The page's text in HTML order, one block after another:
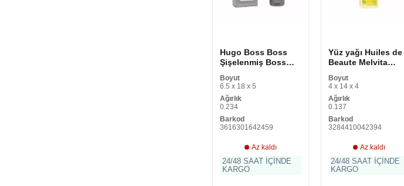
Hugo Boss Boss
Şişelenmiş Boss
200 ml (1 adet)
Boyut
6.5 x 18 x 5
Ağırlık
0.234
Barkod
3616301642459
Az kaldı
24/48 SAAT İÇİNDE
KARGO
Yüz yağı Huiles de
Beaute Melvita
Badem yağı (1 adet)
Boyut
4 x 14 x 4
Ağırlık
0.137
Barkod
3284410042394
Az kaldı
24/48 SAAT İÇİNDE
KARGO